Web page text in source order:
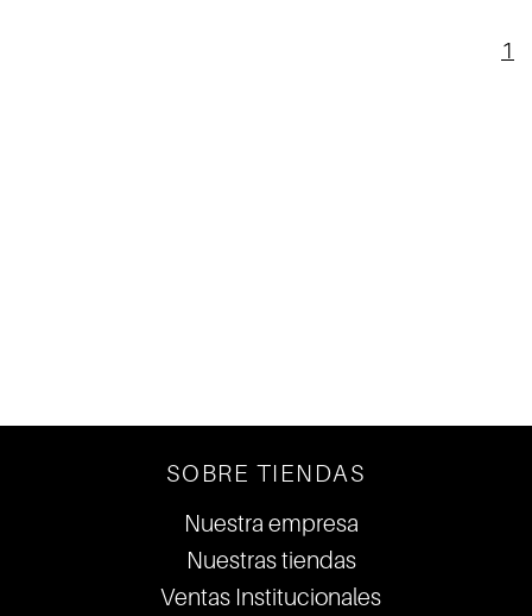
1
SOBRE TIENDAS
Nuestra empresa
Nuestras tiendas
Ventas Institucionales